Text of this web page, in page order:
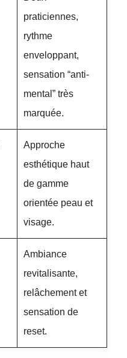
praticiennes,
rythme
enveloppant,
sensation “anti-
mental” très
marquée.
Approche
esthétique haut
de gamme
orientée peau et
visage.
Ambiance
revitalisante,
relâchement et
sensation de
reset.